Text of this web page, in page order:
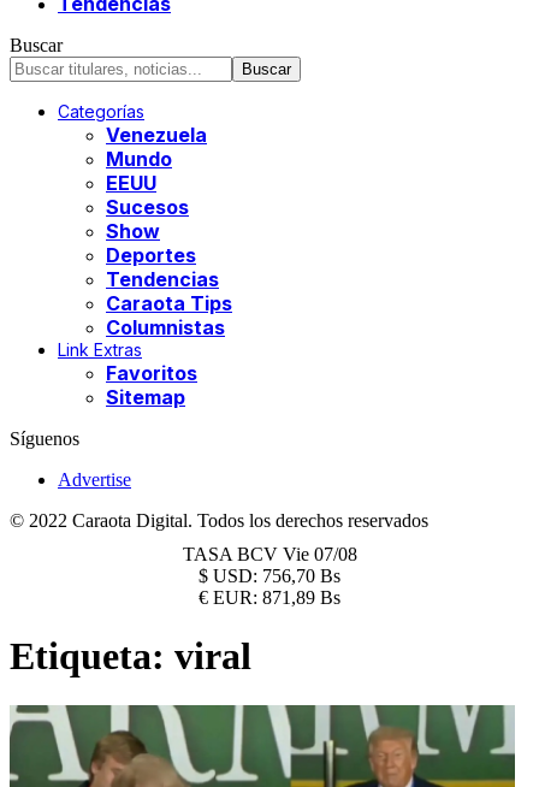
Buscar
Categorías
Venezuela
Mundo
EEUU
Sucesos
Show
Deportes
Tendencias
Caraota Tips
Columnistas
Link Extras
Favoritos
Sitemap
Síguenos
Advertise
© 2022 Caraota Digital. Todos los derechos reservados
TASA BCV Vie 07/08
$ USD: 756,70 Bs
€ EUR: 871,89 Bs
Etiqueta: viral